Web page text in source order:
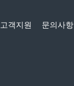
고객지원 문의사항